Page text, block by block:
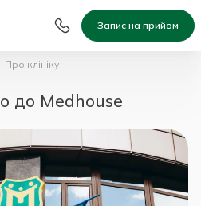
Запис на прийом
Про клініку
до Medhouse